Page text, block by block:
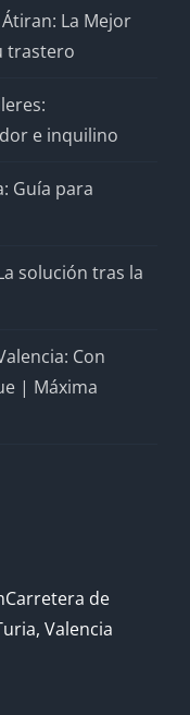
La Mejor
trastero
e inquilino
Guía para
solución tras la
Con
| Máxima
de
Valencia